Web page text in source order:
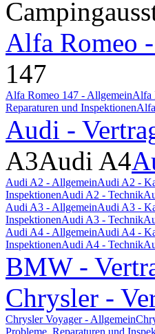
Alfa Romeo
147
Alfa Romeo 147 - AllgemeinAlfa
Reparaturen und Inspektionen
Audi -
A3Audi A4
Audi A2 - AllgemeinAudi A2 -
InspektionenAudi A2 - Technik
Audi A3 - AllgemeinAudi A3 -
InspektionenAudi A3 - Technik
Audi A4 - AllgemeinAudi A4 -
InspektionenAudi A4 - Technik
BMW -
Chrysler -
Chrysler Voyager - Allgemein
Probleme, Reparaturen und